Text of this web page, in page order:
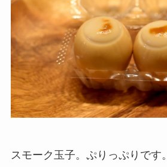
スモーク玉子。ぷりっぷりです。